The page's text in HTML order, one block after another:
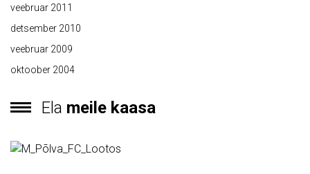
veebruar 2011
detsember 2010
veebruar 2009
oktoober 2004
Ela meile kaasa